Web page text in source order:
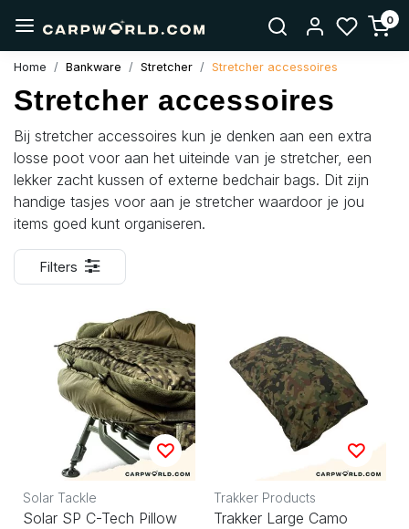
0
Home Bankware Stretcher Stretcher accessoires
Stretcher accessoires
Bij stretcher accessoires kun je denken aan een extra
losse poot voor aan het uiteinde van je stretcher, een
lekker zacht kussen of externe bedchair bags. Dit zijn
handige tasjes voor aan je stretcher waardoor je jou
items goed kunt organiseren.
Filters
Solar Tackle
Solar SP C-Tech Pillow
Trakker Products
Trakker Large Camo